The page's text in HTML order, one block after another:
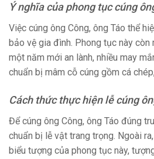
Ý nghĩa của phong tục cúng
Việc cúng ông Công, ông Táo thể
bảo vệ gia đình. Phong tục này còn
một năm mới an lành, nhiều may
chuẩn bị mâm cỗ cúng gồm cá
Cách thức thực hiện lễ cúng
Để cúng ông Công, ông Táo đúng
chuẩn bị lễ vật trang trọng. Ngoài
biểu tượng của phong tục này,